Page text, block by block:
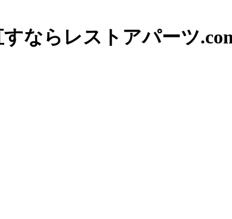
すならレストアパーツ